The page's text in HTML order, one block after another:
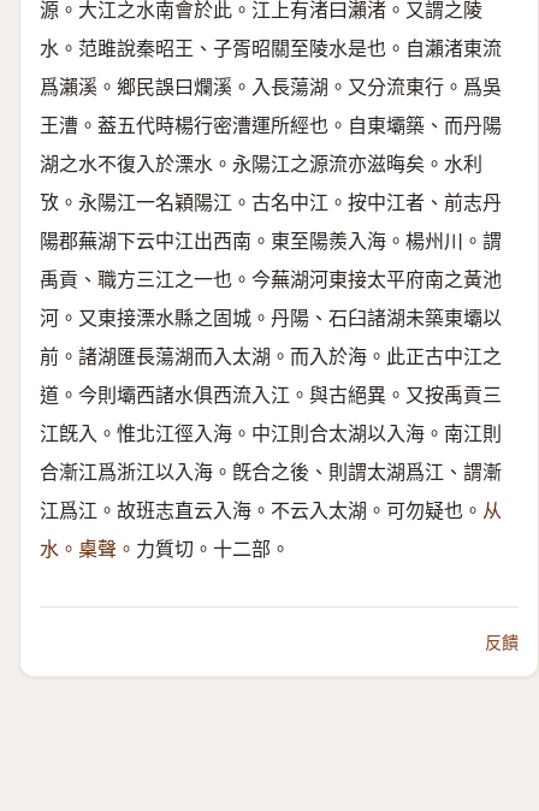
源。大江之水南會於此。江上有渚曰瀨渚。又謂之陵
水。范雎說秦昭王、子胥昭關至陵水是也。自瀨渚東流
爲瀨溪。鄉民誤曰爛溪。入長蕩湖。又分流東行。爲吳
王漕。葢五代時楊行密漕運所經也。自東壩築、而丹陽
湖之水不復入於溧水。永陽江之源流亦滋晦矣。水利
攷。永陽江一名穎陽江。古名中江。按中江者、前志丹
陽郡蕪湖下云中江出西南。東至陽羨入海。楊州川。謂
禹貢、職方三江之一也。今蕪湖河東接太平府南之黃池
河。又東接溧水縣之固城。丹陽、石臼諸湖未築東壩以
前。諸湖匯長蕩湖而入太湖。而入於海。此正古中江之
道。今則壩西諸水俱西流入江。與古絕異。又按禹貢三
江旣入。惟北江徑入海。中江則合太湖以入海。南江則
合漸江爲浙江以入海。旣合之後、則謂太湖爲江、謂漸
江爲江。故班志直云入海。不云入太湖。可勿疑也。 从
水。㮚聲。 力質切。十二部。
反饋